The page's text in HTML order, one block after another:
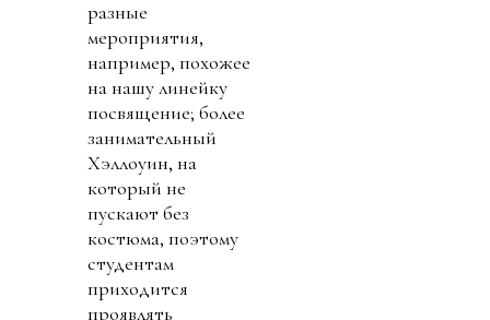
разные
мероприятия,
например, похожее
на нашу линейку
посвящение; более
занимательный
Хэллоуин, на
который не
пускают без
костюма, поэтому
студентам
приходится
проявлять